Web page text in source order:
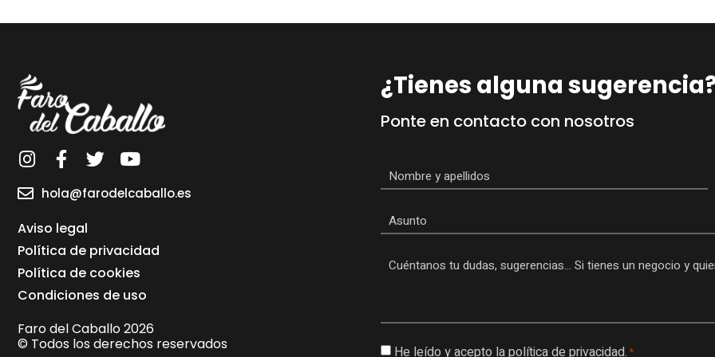
hola@farodelcaballo.es
Aviso legal
Política de privacidad
Política de cookies
Condiciones de uso
Faro del Caballo 2026
© Todos los derechos reservados
¿Tienes alguna
Ponte en contacto con nosotros
Nombre
*
Consentimiento
He leído y acepto lapolítica de privacidad.*